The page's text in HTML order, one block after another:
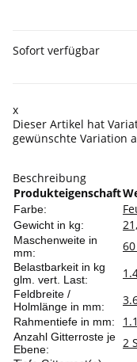
Sofort verfügbar
x
Dieser Artikel hat
gewünschte Variation
Beschreibung
Produkteigenschaft
Farbe:
Gewicht in kg:
Maschenweite in
mm:
Belastbarkeit in kg
glm. vert. Last:
Feldbreite /
Holmlänge in mm:
Rahmentiefe in mm:
Anzahl Gitterroste je
Ebene:
2